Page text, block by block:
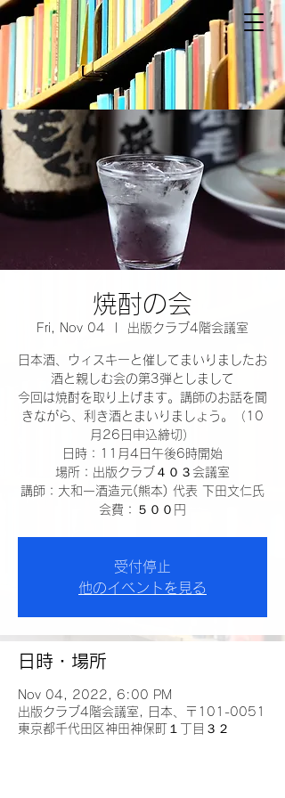
焼酎の会
Fri, Nov 04 出版クラブ4階会議室
日本酒、ウィスキーと催してまいりましたお
酒と親しむ会の第3弾としまして
今回は焼酎を取り上げます。講師のお話を聞
きながら、利き酒とまいりましょう。（10
月26日申込締切）
日時：11月4日午後6時開始
場所：出版クラブ４０３会議室
講師：大和一酒造元(熊本) 代表 下田文仁氏
会費：５００円
受付停止
他のイベントを見る
日時・場所
Nov 04, 2022, 6:00 PM
出版クラブ4階会議室, 日本、〒101-0051
東京都千代田区神田神保町１丁目３２